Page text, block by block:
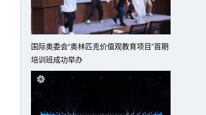
国际奥委会“奥林匹克价值观教育项目”首期
培训班成功举办